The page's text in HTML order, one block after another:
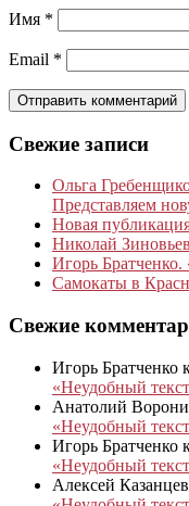
Имя *
Email *
Свежие записи
Ольга
Представляем
Новая
Николай
Игорь Братченко.
Самокаты в
Свежие
Игорь Братченко
«Неудобный
Анатолий
«Неудобный
Игорь Братченко
«Неудобный
Алексей Казанцев